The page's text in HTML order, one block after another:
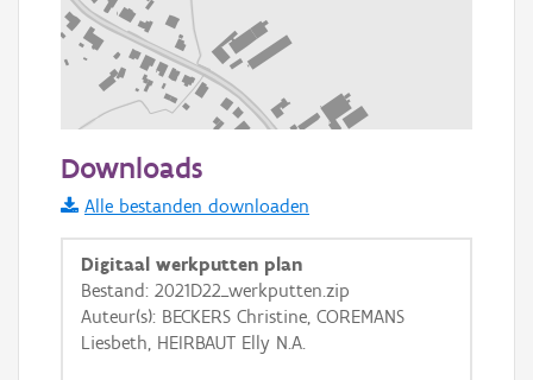
Informatie Vlaanderen
i
+ −
Downloads
Alle bestanden downloaden
Digitaal werkputten plan
Bestand: 2021D22_werkputten.zip
Auteur(s): BECKERS Christine, COREMANS
Liesbeth, HEIRBAUT Elly N.A.